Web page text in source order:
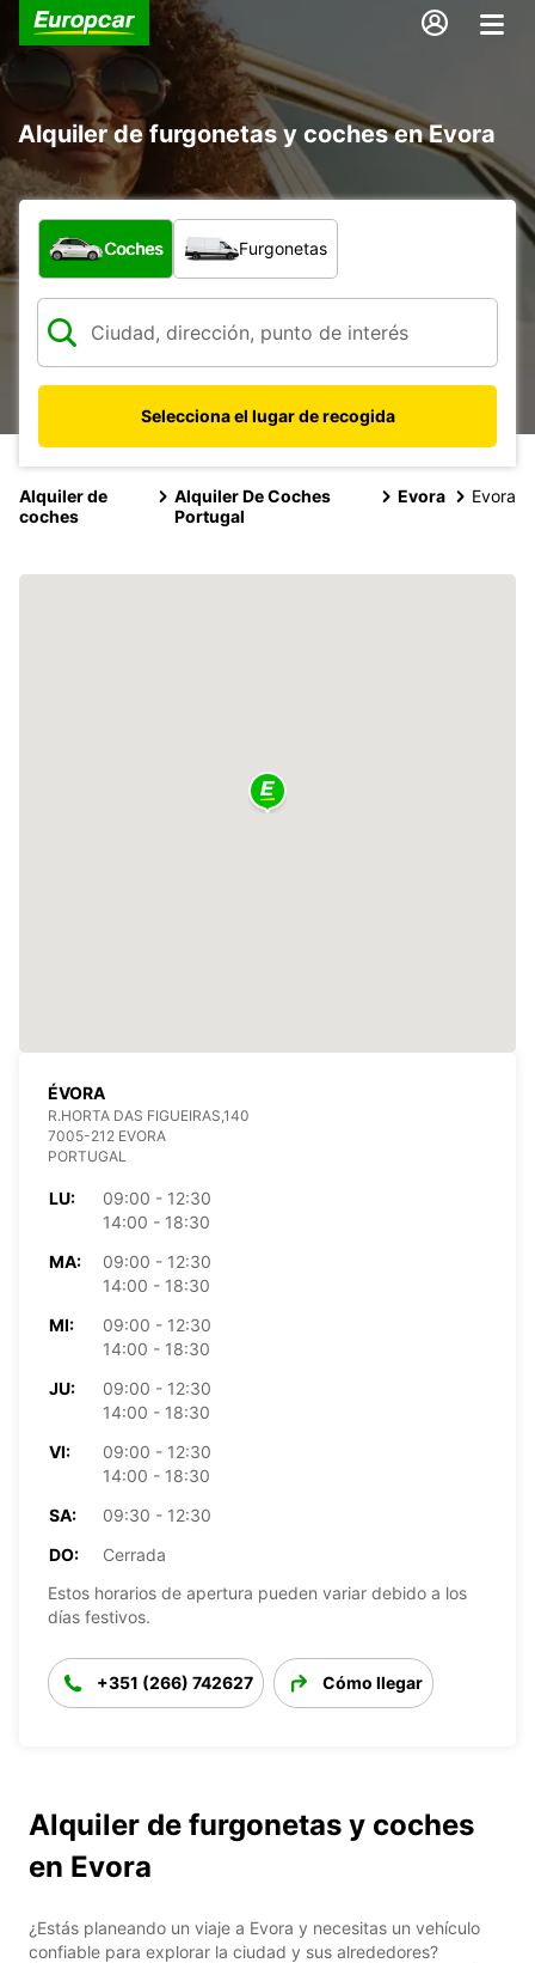
Alquiler de furgonetas y coches en Evora
¿Qué tipo de vehículo?
Coches Furgonetas
Selecciona el lugar de recogida
Alquiler de
coches
Alquiler De Coches
Portugal
Evora Evora
ÉVORA
R.HORTA DAS FIGUEIRAS,140
7005-212 EVORA
PORTUGAL
LU:
09:00 - 12:30
14:00 - 18:30
MA:
09:00 - 12:30
14:00 - 18:30
MI:
09:00 - 12:30
14:00 - 18:30
JU:
09:00 - 12:30
14:00 - 18:30
VI:
09:00 - 12:30
14:00 - 18:30
SA:
09:30 - 12:30
DO:
Cerrada
Estos horarios de apertura pueden variar debido a los
días festivos.
+351 (266) 742627 Cómo llegar
Alquiler de furgonetas y coches
en Evora
¿Estás planeando un viaje a Evora y necesitas un vehículo
confiable para explorar la ciudad y sus alrededores?